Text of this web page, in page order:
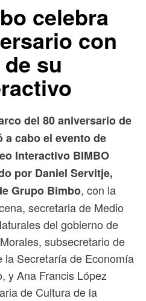
celebra
con
su
del 80 aniversario de
cabo el evento de
Interactivo BIMBO
por Daniel Servitje,
Grupo Bimbo, con la
secretaria de Medio
del gobierno de
subsecretario de
la Secretaría de Economía
y Ana Francis López
de Cultura de la